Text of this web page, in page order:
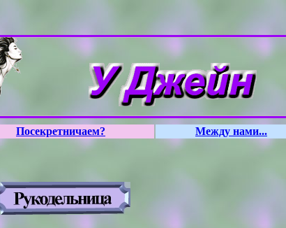
Посекретничаем? Между нами...